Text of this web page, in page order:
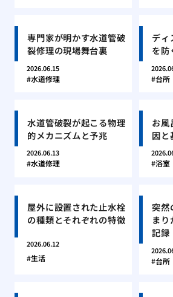
専門家が明かす水道管破
裂修理の現場舞台裏
2026.06.15
水道修理
ディ
を防
台所
水道管破裂が起こる物理
的メカニズムと予兆
2026.06.13
水道修理
お風
因と
浴室
屋外に設置された止水栓
の種類とそれぞれの特徴
2026.06.12
生活
突然
ま
記録
台所